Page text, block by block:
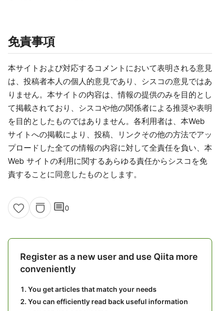
免責事項
本サイトおよび対応するコメントにおいて表明される意見
は、投稿者本人の個人的意見であり、シスコの意見ではあ
りません。本サイトの内容は、情報の提供のみを目的とし
て掲載されており、シスコや他の関係者による推奨や表明
を目的としたものではありません。各利用者は、本Web
サイトへの掲載により、投稿、リンクその他の方法でアッ
プロードした全ての情報の内容に対して全責任を負い、本
Web サイトの利用に関するあらゆる責任からシスコを免
責することに同意したものとします。
comment0
Register as a new user and use Qiita more
conveniently
You get articles that match your needs
You can efficiently read back useful information